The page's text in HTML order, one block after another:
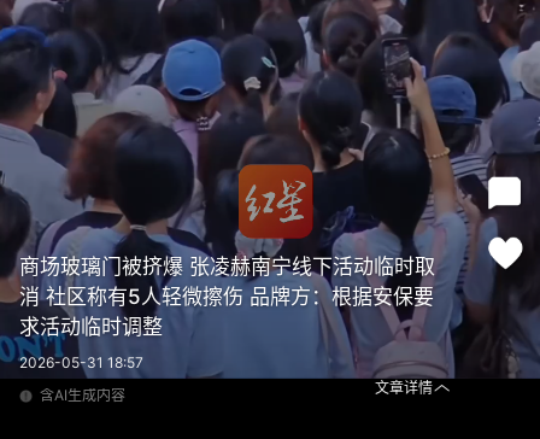
商场玻璃门被挤爆 张凌赫南宁线下活动临时取
消 社区称有5人轻微擦伤 品牌方：根据安保要
求活动临时调整
2026-05-31 18:57
含AI生成内容
文章详情